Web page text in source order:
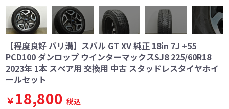
【程度良好 バリ溝】スバル GT XV 純正 18in 7J +55
PCD100 ダンロップ ウインターマックスSJ8 225/60R18
2023年 1本 スペア用 交換用 中古 スタッドレスタイヤホイ
ールセット
￥18,800 税込